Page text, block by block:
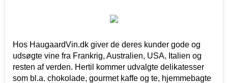
Hos HaugaardVin.dk giver de deres kunder gode og
udsøgte vine fra Frankrig, Australien, USA, Italien og
resten af verden. Hertil kommer udvalgte delikatesser
som bl.a. chokolade, gourmet kaffe og te, hjemmebagte